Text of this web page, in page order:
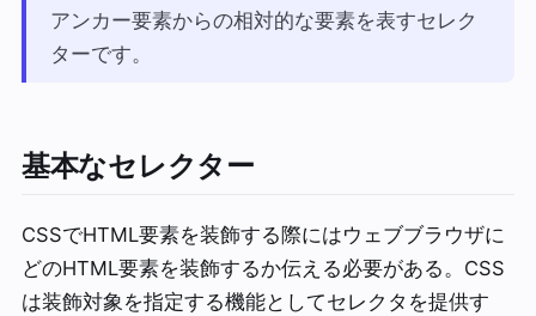
アンカー要素からの相対的な要素を表すセレク
ターです。
基本なセレクター
CSSでHTML要素を装飾する際にはウェブブラウザに
どのHTML要素を装飾するか伝える必要がある。CSS
は装飾対象を指定する機能としてセレクタを提供す